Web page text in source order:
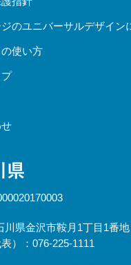
のユニバーサルデザイン
使い方
川県金沢市鞍月1丁目1番地
）：076-225-1111